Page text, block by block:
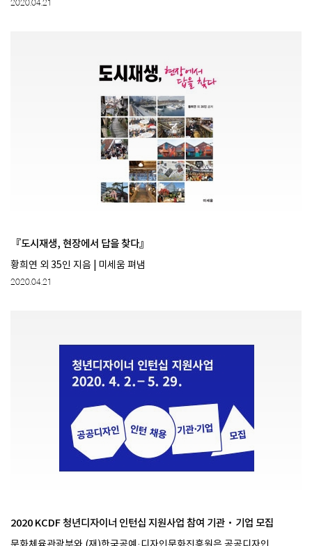
2020.04.21
『도시재생, 현장에서 답을 찾다』
황희연 외 35인 지음 | 미세움 펴냄
2020.04.21
2020 KCDF 청년디자이너 인턴십 지원사업 참여 기관·기업 모집